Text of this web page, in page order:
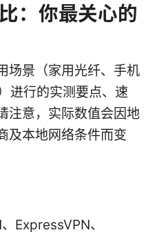
：你最关心的
场景（家用光纤、手机
进行的实测要点、速
注意，实际数值会因地
及本地网络条件而变
ExpressVPN、